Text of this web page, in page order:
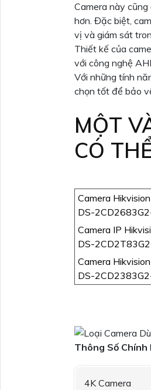
Camera này
hơn. Đặc biệt,
vị và giám sát
Thiết kế của
với công nghệ
Với những tính
chọn tốt để bảo
MỘT
CÓ
Camera Hikvision
DS-
Camera IP
DS-
Camera Hikvision
DS-
Thông Số Chính
4K Camera